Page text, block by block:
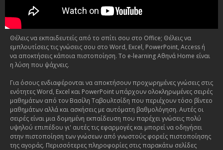
Θέλεις να εκπαιδευτείς από το σπίτι σου στο Office; Θέλεις να
εμπλουτίσεις τις γνώσεις σου στο Word, Excel, PowerPoint, Access ή
να αποκτήσεις κάποια πιστοποίηση. Το e-learning Αθηνά Home είναι
η λύση που ψάχνεις.
Για όσους ενδιαφέρονται να αποκτήσουν προχωρημένες γνώσεις στις
ενότητες Word, Excel και PowerPoint υπάρχουν ολοκληρωμένες σειρές
μαθημάτων από τον Βασίλη Ταβουλτσίδη που περιέχουν τόσο βίντεο
μαθημάτων αλλά και ασκήσεις με αυτόματη βαθμολόγηση. Αυτές οι
σειρές είναι μια δομημένη εκπαίδευση που παρέχει γνώσεις πολύ
υψηλού επιπέδου γι' αυτές τις εφαρμογές και μπορεί να οδηγήσει
στην πιστοποίηση των γνώσεων από γνωστούς φορείς πιστοποίησης
της αγοράς. Περισσότερες πληροφορίες στις παρακάτω σελίδες